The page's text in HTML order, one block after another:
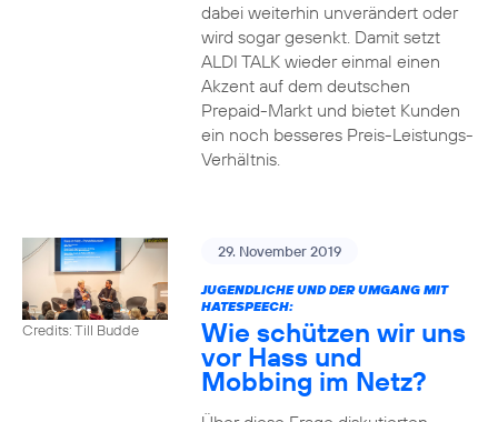
dabei weiterhin unverändert oder
wird sogar gesenkt. Damit setzt
ALDI TALK wieder einmal einen
Akzent auf dem deutschen
Prepaid-Markt und bietet Kunden
ein noch besseres Preis-Leistungs-
Verhältnis.
Credits: Till Budde
29. November 2019
JUGENDLICHE UND DER UMGANG MIT
HATESPEECH:
Wie schützen wir uns
vor Hass und
Mobbing im Netz?